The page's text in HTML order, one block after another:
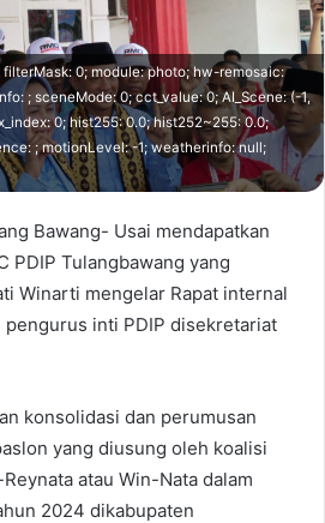
0; module: photo; hw-remosaic:
; sceneMode: 0; cct_value: 0; AI_Scene: (-1,
0; hist255: 0.0; hist252~255: 0.0;
; motionLevel: -1; weatherinfo: null;
Bawang- Usai mendapatkan
PDIP Tulangbawang yang
Winarti mengelar Rapat internal
inti PDIP disekretariat
konsolidasi dan perumusan
yang diusung oleh koalisi
atau Win-Nata dalam
2024 dikabupaten